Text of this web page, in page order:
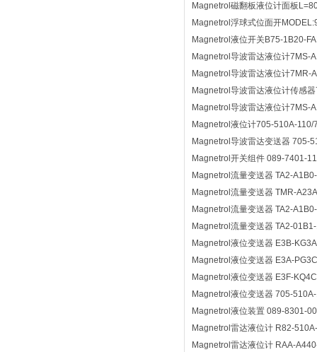
Magnetrol磁翻板液位计面板
Magnetrol浮球式位面开
Magnetrol液位开关B75-1B20-
Magnetrol导波雷达液位计7MS-
Magnetrol导波雷达液位计7MR-
Magnetrol导波雷达液位计传感
Magnetrol导波雷达液位计7MS-
Magnetrol液位计705-510A-110/
Magnetrol导波雷达变送器 705-
Magnetrol开关组件 089-7401-
Magnetrol流量变送器 TA2-
Magnetrol流量变送器 TMR-
Magnetrol流量变送器 TA2-
Magnetrol流量变送器 TA2-
Magnetrol液位变送器 E3B-
Magnetrol液位变送器 E3A-
Magnetrol液位变送器 E3F-
Magnetrol液位变送器 705-
Magnetrol液位装置 089-8301-
Magnetrol雷达液位计 R82-
Magnetrol雷达液位计 RAA-